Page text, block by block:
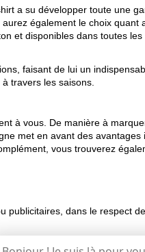
a su développer toute une
également le choix quant
et disponibles dans toutes les
faisant de lui un
travers les saisons.
à vous. De manière à
met en avant des avantages
vous trouverez
posées
publicitaires, dans le respect